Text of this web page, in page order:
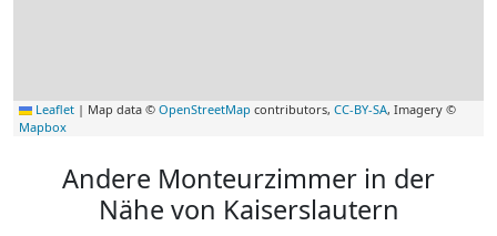
Leaflet | Map data © OpenStreetMap contributors, CC-BY-SA, Imagery ©
Mapbox
Andere Monteurzimmer in der
Nähe von Kaiserslautern